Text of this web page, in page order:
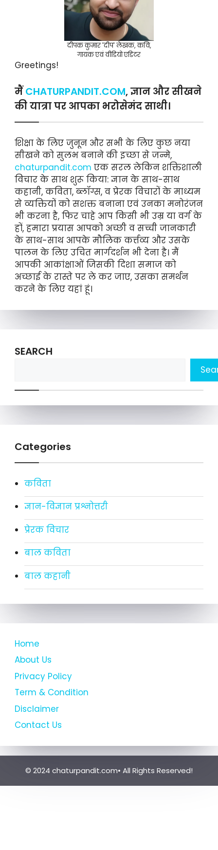
दीपक कुमार 'दीप' लेखक, कवि,
गायक एवं वीडियो एडिटर
Greetings!
मैंCHATURPANDIT.COM, ज्ञान और सीखने
की यात्रा पर आपका भरोसेमंद साथी।
शिक्षा के लिए जुनून और सभी के लिए कुछ नया
सीखने को सुलभ बनाने की इच्छा से जन्मे,
chaturpandit.com एक सरल लेकिन शक्तिशाली
विचार के साथ शुरू किया: ज्ञान के साथ-साथ
कहानी, कविता, ब्लॉग्स, व प्रेरक विचारों के माध्यम
से व्यक्तियों को सशक्त बनाना एवं उनका मनोरंजन
भी करना है, फिर चाहे आप किसी भी उम्र या वर्ग के
हों, हमारा प्रयास आपको अच्छी व सच्ची जानकारी
के साथ-साथ आपके मौलिक कर्त्तव्य और उसके
पालन के लिए उचित मार्गदर्शन भी देना है। मैं
आपकी आकांक्षाओं जिसकी दिशा समाज को
अच्छाई के रास्ते पर ले कर जाए, उसका समर्थन
करने के लिए यहां हूं।
SEARCH
Categories
कविता
ज्ञान-विज्ञान प्रश्नोत्तरी
प्रेरक विचार
बाल कविता
बाल कहानी
Home
About Us
Privacy Policy
Term & Condition
Disclaimer
Contact Us
© 2024 chaturpandit.com• All Rights Reserved!